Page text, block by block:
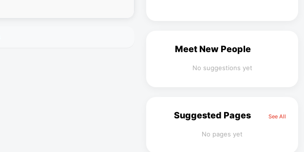
Meet New People
No suggestions yet
See All
Suggested Pages
No pages yet